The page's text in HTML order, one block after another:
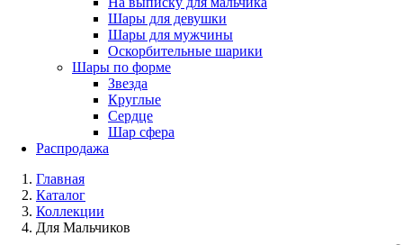
Шары для девушки
Шары для мужчины
Оскорбительные шарики
Шары по форме
Звезда
Круглые
Сердце
Шар сфера
Распродажа
Главная
Каталог
Коллекции
Для Мальчиков